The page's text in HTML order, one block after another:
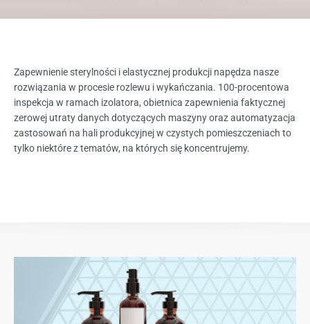
Zapewnienie sterylności i elastycznej produkcji napędza nasze
rozwiązania w procesie rozlewu i wykańczania. 100-procentowa
inspekcja w ramach izolatora, obietnica zapewnienia faktycznej
zerowej utraty danych dotyczących maszyny oraz automatyzacja
zastosowań na hali produkcyjnej w czystych pomieszczeniach to
tylko niektóre z tematów, na których się koncentrujemy.